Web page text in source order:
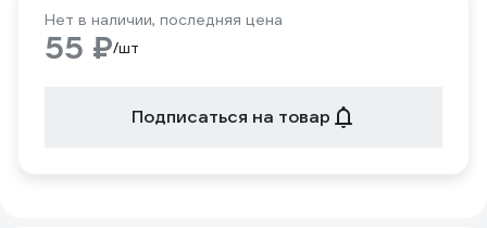
Нет в наличии, последняя цена
55 ₽/шт
Подписаться на товар